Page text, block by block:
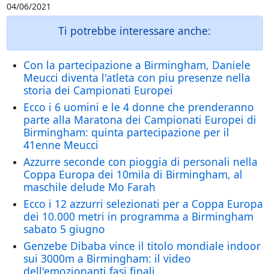
04/06/2021
Ti potrebbe interessare anche:
Con la partecipazione a Birmingham, Daniele
Meucci diventa l'atleta con piu presenze nella
storia dei Campionati Europei
Ecco i 6 uomini e le 4 donne che prenderanno
parte alla Maratona dei Campionati Europei di
Birmingham: quinta partecipazione per il
41enne Meucci
Azzurre seconde con pioggia di personali nella
Coppa Europa dei 10mila di Birmingham, al
maschile delude Mo Farah
Ecco i 12 azzurri selezionati per a Coppa Europa
dei 10.000 metri in programma a Birmingham
sabato 5 giugno
Genzebe Dibaba vince il titolo mondiale indoor
sui 3000m a Birmingham: il video